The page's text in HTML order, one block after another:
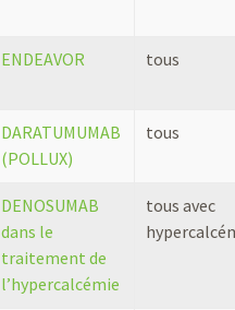
ENDEAVOR tous
DARATUMUMAB
(POLLUX)
tous
DENOSUMAB
dans le
traitement de
l’hypercalcémie
tous avec